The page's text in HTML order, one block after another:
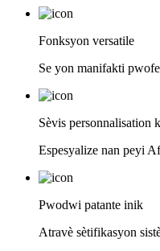
Fonksyon versatile
Se yon manifakti
Sèvis personnalisation
Espesyalize nan peyi
Pwodwi patante inik
Atravè sètifikasyon